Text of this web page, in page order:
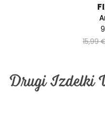
15,99
Drugi Izdelki